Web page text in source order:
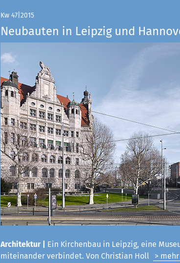
Kw 47|2015
Neubauten in Leipzig und
Architektur |
Ein Kirchenbau in Leipzig, eine
miteinander verbindet. Von Christian Holl
> mehr